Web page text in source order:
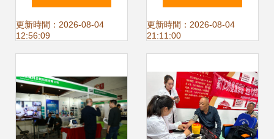
聯”實需——以健康
更新時間：2026-08-04
12:56:09
之典型案例七 健康
更新時間：2026-08-04
21:11:00